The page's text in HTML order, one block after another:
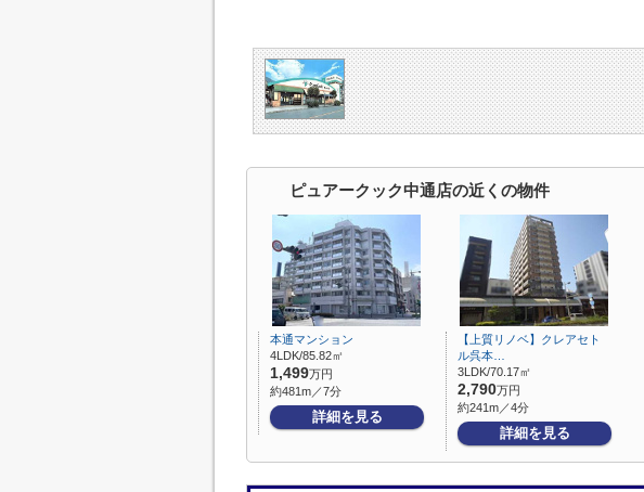
ピュアークック中通店の近くの物件
本通マンション
4LDK/85.82㎡
1,499万円
約481m／7分
詳細を見る
【上質リノベ】クレアセト
ル呉本…
3LDK/70.17㎡
2,790万円
約241m／4分
詳細を見る